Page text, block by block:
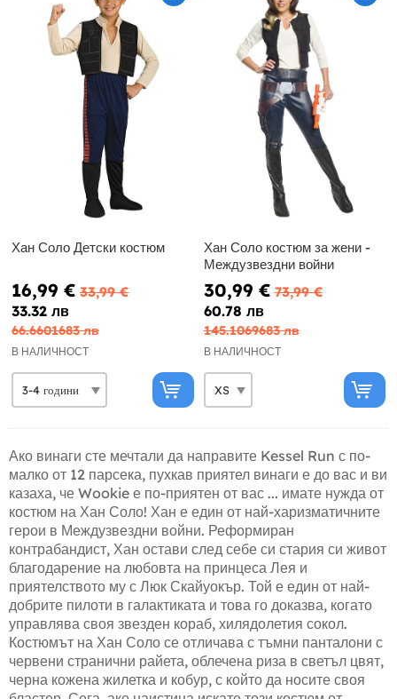
Хан Соло Детски костюм
16,99 € 33,99 €
33.32 лв
66.6601683 лв
В НАЛИЧНОСТ
Хан Соло костюм за жени -
Междузвездни войни
30,99 € 73,99 €
60.78 лв
145.1069683 лв
В НАЛИЧНОСТ
Ако винаги сте мечтали да направите Kessel Run с по-
малко от 12 парсека, пухкав приятел винаги е до вас и ви
казаха, че Wookie е по-приятен от вас ... имате нужда от
костюм на Хан Соло! Хан е един от най-харизматичните
герои в Междузвездни войни. Реформиран
контрабандист, Хан остави след себе си стария си живот
благодарение на любовта на принцеса Лея и
приятелството му с Люк Скайуокър. Той е един от най-
добрите пилоти в галактиката и това го доказва, когато
управлява своя звезден кораб, хилядолетия сокол.
Костюмът на Хан Соло се отличава с тъмни панталони с
червени странични райета, облечена риза в светъл цвят,
черна кожена жилетка и кобур, с който да носите своя